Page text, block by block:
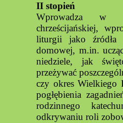
II stopień
Wprowadza w
chrześcijańskiej,
liturgii jako źródła
domowej, m.in.
niedziele, jak
przeżywać
czy okres Wielkiego
pogłębienia
rodzinnego
odkrywaniu roli